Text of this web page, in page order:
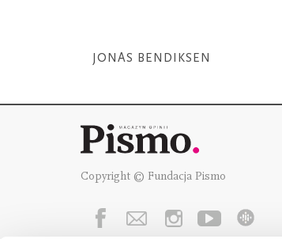
JONAS BENDIKSEN
Copyright © Fundacja Pismo